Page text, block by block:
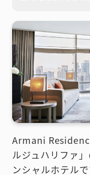
Armani
ルジュハリファ
ンシャルホテル